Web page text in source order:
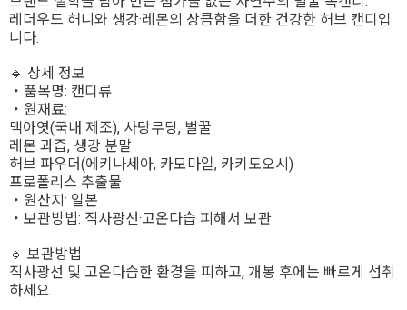
레더우드 허니와 생강·레몬의 상큼함을 더한 건강한 허브 캔디입
니다.
🔹 상세 정보
・품목명: 캔디류
・원재료:
맥아엿(국내 제조), 사탕무당, 벌꿀
레몬 과즙, 생강 분말
허브 파우더(에키나세아, 카모마일, 카키도오시)
프로폴리스 추출물
・원산지: 일본
・보관방법: 직사광선·고온다습 피해서 보관
🔹 보관방법
직사광선 및 고온다습한 환경을 피하고, 개봉 후에는 빠르게 섭취
하세요.